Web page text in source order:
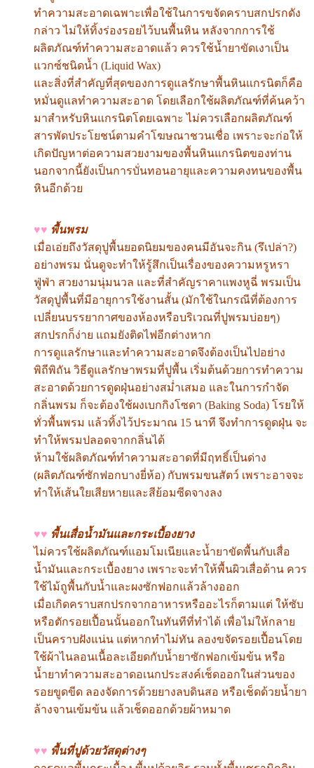
ทำความสะอาดเฉพาะเพื่อใช้ในการขจัดคราบสกปรกดัง
กล่าว ไม่ให้ทิ้งร่องรอยไว้บนพื้นหิน หลังจากการใช้
ผลิตภัณฑ์ทำความสะอาดแล้ว ควรใช้น้ำยาขัดเงาเป็น
แวกซ์ชนิดน้ำ (Liquid Wax)
และสิ่งที่สำคัญที่สุดของการดูแลรักษาพื้นหินแกรนิตก็คือ
หมั่นดูแลทำความสะอาด โดยเลือกใช้ผลิตภัณฑ์ที่ค้นคว้า
มาสำหรับหินแกรนิตโดยเฉพาะ ไม่ควรเลือกผลิตภัณฑ์
สารพัดประโยชน์ตามคำโฆษณาชวนเชื่อ เพราะจะก่อให้
เกิดปัญหาต่อความสวยงามของพื้นหินแกรนิตของท่าน
นอกจากนี้ยังเป็นการบั่นทอนอายุและความคงทนของพื้น
หินอีกด้วย
♥♥ พื้นพรม
เมื่อเอ่ยถึงวัสดุปูพื้นยอดนิยมของคนมีอันจะกิน (รึเปล่า?)
อย่างพรม นั่นดูจะทำให้รู้สึกเป็นเรื่องของความหรูหรา
ฟู่ฟ่า สวยงามนุ่มนวล และที่สำคัญราคาแพงหูฉี่ พรมเป็น
วัสดุปูพื้นที่มีอายุการใช้งานสั้น (มักใช้ในกรณีที่ต้องการ
เปลี่ยนบรรยากาศของห้องหรือบริเวณที่ปูพรมบ่อยๆ)
สกปรกก็ง่าย แถมยังติดไฟอีกต่างหาก
การดูแลรักษาและทำความสะอาดจึงต้องเป็นไปอย่าง
พิถีพิถัน วิธีดูแลรักษาพรมที่ปูพื้น เริ่มต้นด้วยการทำความ
สะอาดด้วยการดูดฝุ่นอย่างสม่ำเสมอ และในการกำจัด
กลิ่นพรม ก็จะต้องใช้ผงเบกกิงโซดา (Baking Soda) โรยให้
ทั่วพื้นพรม แล้วทิ้งไว้ประมาณ 15 นาที จึงทำการดูดฝุ่น จะ
ทำให้พรมปลอดจากกลิ่นได้
ห้ามใช้ผลิตภัณฑ์ทำความสะอาดที่มีฤทธิ์เป็นด่าง
(ผลิตภัณฑ์ซักฟอกบางยี่ห้อ) กับพรมขนสัตว์ เพราะอาจจะ
ทำให้เส้นใยเสียหายและสีย้อมซีดจางลง
♥♥ พื้นเสื่อน้ำมันและกระเบื้องยาง
ไม่ควรใช้ผลิตภัณฑ์แอมโมเนียและน้ำยาขัดพื้นกับเสื่อ
น้ำมันและกระเบื้องยาง เพราะจะทำให้พื้นผิวเสื่อด้าน ควร
ใช้ไม้ถูพื้นกับน้ำและผงซักฟอกแล้วล้างออก
เมื่อเกิดคราบสกปรกจากอาหารหรืออะไรก็ตามแต่ ให้ซับ
หรือตักรอยเปื้อนนั้นออกในทันทีที่ทำได้ เพื่อไม่ให้กลาย
เป็นคราบฝังแน่น แต่หากทำไม่ทัน ลองขจัดรอยเปื้อนโดย
ใช้ผ้าไนลอนเนื้อละเอียดกับน้ำยาซักฟอกเข้มข้น หรือ
น้ำยาทำความสะอาดอเนกประสงค์เช็ดออกในส่วนของ
รอยขูดขีด ลองจัดการด้วยยางลบดินสอ หรือเช็ดด้วยน้ำยา
ล้างจานเข้มข้น แล้วเช็ดออกด้วยผ้าหมาด
♥♥ พื้นที่ปูด้วยวัสดุต่างๆ